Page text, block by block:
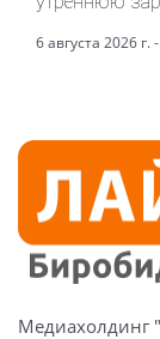
6 августа 2026 г.
Медиахолдинг